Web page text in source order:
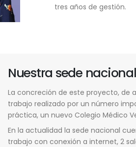
tres años de gestión.
Nuestra sede
La concreción de este proyecto, de
trabajo realizado por un número
práctica, un nuevo Colegio Médico
En la actualidad la sede nacional
trabajo con conexión a internet, 2